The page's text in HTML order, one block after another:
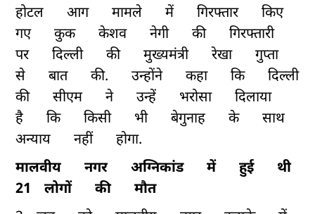
होटल
आग मामले में गिरफ्तार
किए
गए
कुक केशव नेगी की
गिरफ्तारी
पर
दिल्ली की मुख्यमंत्री रेखा
गुप्ता
से
बात की. उन्होंने कहा कि
दिल्ली
की
सीएम ने उन्हें भरोसा
दिलाया
है
कि किसी भी बेगुनाह के
साथ
अन्याय
नहीं
होगा.
मालवीय
नगर अग्निकांड में हुई
थी
21
लोगों की
मौत